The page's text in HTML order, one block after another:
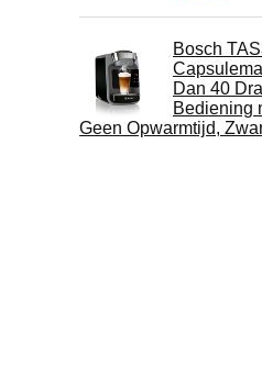
Bosch
Dan 40
Bediening
Geen Opwarmtijd,